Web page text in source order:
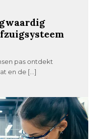
pas ontdekt
en de […]